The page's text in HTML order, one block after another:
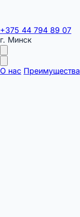
+375 44 794 89 07
г. Минск
О нас Преимущества